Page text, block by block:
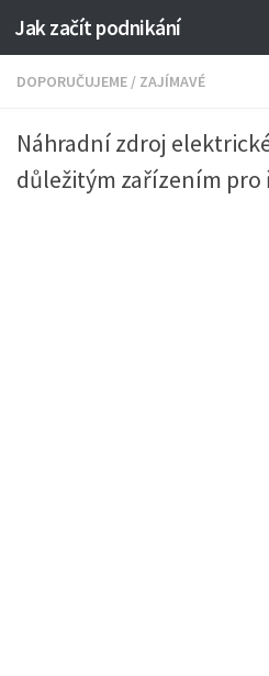
Jak začít podnikání
DOPORUČUJEME / ZAJÍMAVÉ
Náhradní zdroj
důležitým zařízením